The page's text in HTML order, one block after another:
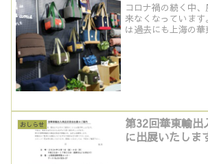
コロナ禍の続く中
来なくなっていま
は過去にも上海の
おしらせ
第32回華東輸出
に出展いたしま